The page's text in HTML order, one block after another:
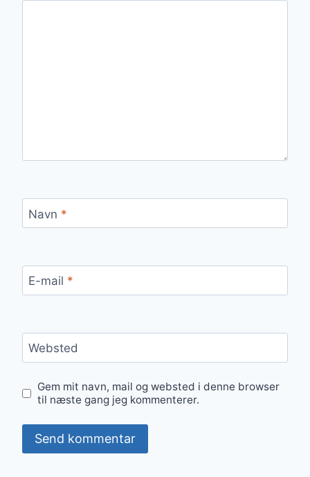
Navn *
E-mail *
Websted
Gem mit navn, mail og websted i denne browser
til næste gang jeg kommenterer.